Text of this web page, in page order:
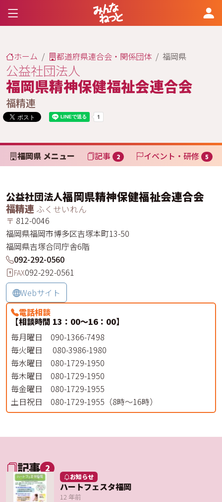
ホーム 都道府県連合会・関係団体 福岡県
公益社団法人
福岡県精神保健福祉会連合会
福精連
福岡県 メニュー 記事 2 イベント・研修 5
公益社団法人福岡県精神保健福祉会連合会
福精連 ふくせいれん
〒 812-0046
福岡県福岡市博多区吉塚本町13-50
福岡県吉塚合同庁舎6階
092-292-0560
FAX092-292-0561
Webサイト
電話相談
【相談時間 13：00～16：00】
毎月曜日 090-1366-7498
毎火曜日 080-3986-1980
毎水曜日 080-1729-1950
毎木曜日 080-1729-1950
毎金曜日 080-1729-1955
土日祝日 080-1729-1955（8時～16時）
記事 2
お知らせ
ハートフェスタ福岡
12 年前